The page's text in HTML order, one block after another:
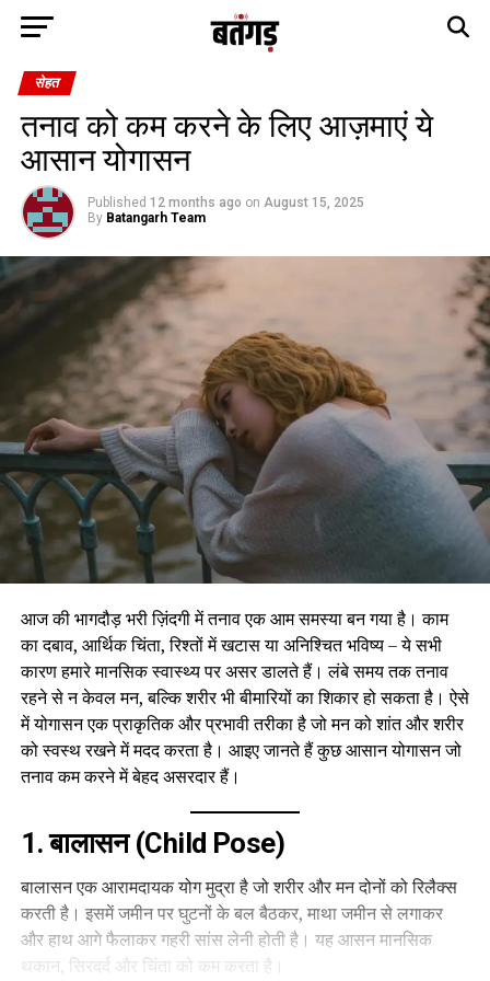
सेहत
तनाव को कम करने के लिए आज़माएं ये
आसान योगासन
Published 12 months ago on August 15, 2025
By Batangarh Team
आज की भागदौड़ भरी ज़िंदगी में तनाव एक आम समस्या बन गया है। काम
का दबाव, आर्थिक चिंता, रिश्तों में खटास या अनिश्चित भविष्य – ये सभी
कारण हमारे मानसिक स्वास्थ्य पर असर डालते हैं। लंबे समय तक तनाव
रहने से न केवल मन, बल्कि शरीर भी बीमारियों का शिकार हो सकता है। ऐसे
में योगासन एक प्राकृतिक और प्रभावी तरीका है जो मन को शांत और शरीर
को स्वस्थ रखने में मदद करता है। आइए जानते हैं कुछ आसान योगासन जो
तनाव कम करने में बेहद असरदार हैं।
1. बालासन (Child Pose)
बालासन एक आरामदायक योग मुद्रा है जो शरीर और मन दोनों को रिलैक्स
करती है। इसमें जमीन पर घुटनों के बल बैठकर, माथा जमीन से लगाकर
और हाथ आगे फैलाकर गहरी सांस लेनी होती है। यह आसन मानसिक
थकान, सिरदर्द और चिंता को कम करता है।